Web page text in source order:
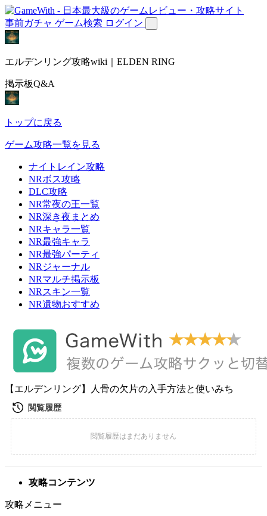
事前ガチャ ゲーム検索 ログイン
エルデンリング攻略wiki｜ELDEN RING
掲示板Q&A
トップに戻る
ゲーム攻略一覧を見る
ナイトレイン攻略
NRボス攻略
DLC攻略
NR常夜の王一覧
NR深き夜まとめ
NRキャラ一覧
NR最強キャラ
NR最強パーティ
NRジャーナル
NRマルチ掲示板
NRスキン一覧
NR遺物おすすめ
【エルデンリング】人骨の欠片の入手方法と使いみち
攻略コンテンツ
攻略メニュー